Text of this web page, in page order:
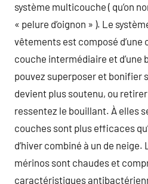
système multicouche ( qu’on
« pelure d’oignon » ). Le
vêtements est composé d’une
couche intermédiaire et d’une
pouvez superposer et bonifier
devient plus soutenu, ou
ressentez le bouillant. À elles
couches sont plus efficaces
d’hiver combiné à un de
mérinos sont chaudes et
caractéristiques